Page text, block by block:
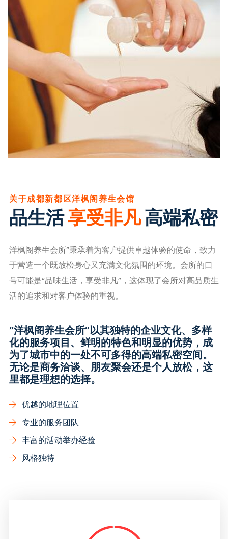
关于成都新都区洋枫阁养生会馆
品生活享受非凡高端私密
洋枫阁养生会所”秉承着为客户提供卓越体验的使命，致力
于营造一个既放松身心又充满文化氛围的环境。会所的口
号可能是“品味生活，享受非凡”，这体现了会所对高品质生
活的追求和对客户体验的重视。
“洋枫阁养生会所”以其独特的企业文化、多样
化的服务项目、鲜明的特色和明显的优势，成
为了城市中的一处不可多得的高端私密空间。
无论是商务洽谈、朋友聚会还是个人放松，这
里都是理想的选择。
优越的地理位置
专业的服务团队
丰富的活动举办经验
风格独特